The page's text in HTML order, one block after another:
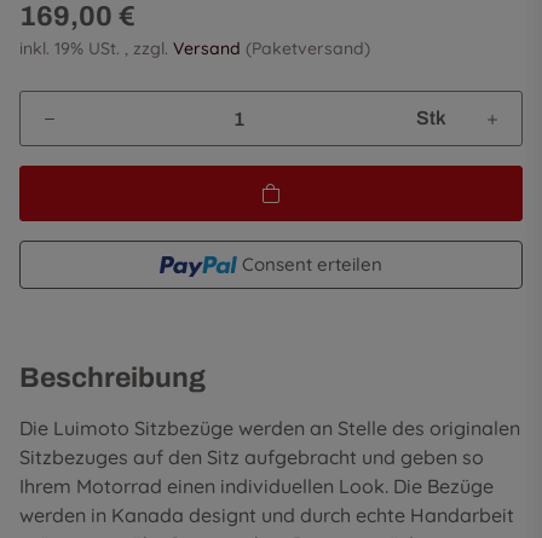
169,00 €
inkl. 19% USt. , zzgl. Versand (Paketversand)
Stk
Consent erteilen
Beschreibung
Die Luimoto Sitzbezüge werden an Stelle des originalen
Sitzbezuges auf den Sitz aufgebracht und geben so
Ihrem Motorrad einen individuellen Look. Die Bezüge
werden in Kanada designt und durch echte Handarbeit